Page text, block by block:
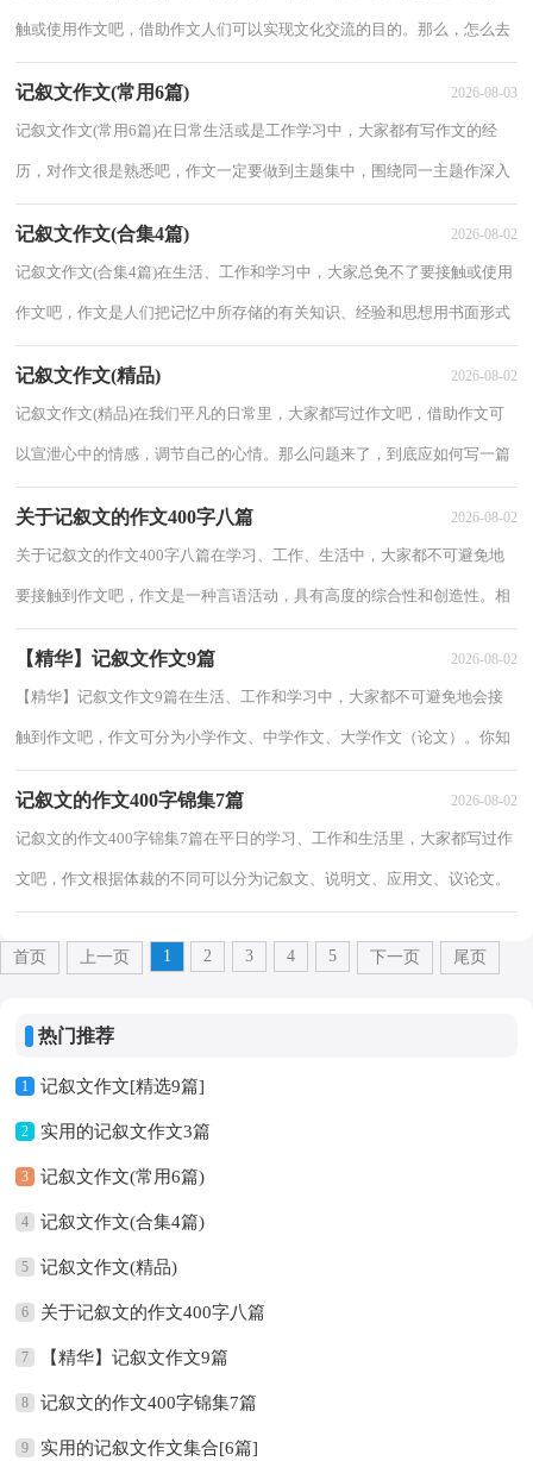
触或使用作文吧，借助作文人们可以实现文化交流的目的。那么，怎么去
记叙文作文(常用6篇) 2026-08-03
记叙文作文(常用6篇)在日常生活或是工作学习中，大家都有写作文的经
历，对作文很是熟悉吧，作文一定要做到主题集中，围绕同一主题作深入
记叙文作文(合集4篇) 2026-08-02
记叙文作文(合集4篇)在生活、工作和学习中，大家总免不了要接触或使用
作文吧，作文是人们把记忆中所存储的有关知识、经验和思想用书面形式
记叙文作文(精品) 2026-08-02
记叙文作文(精品)在我们平凡的日常里，大家都写过作文吧，借助作文可
以宣泄心中的情感，调节自己的心情。那么问题来了，到底应如何写一篇
关于记叙文的作文400字八篇 2026-08-02
关于记叙文的作文400字八篇在学习、工作、生活中，大家都不可避免地
要接触到作文吧，作文是一种言语活动，具有高度的综合性和创造性。相
【精华】记叙文作文9篇 2026-08-02
【精华】记叙文作文9篇在生活、工作和学习中，大家都不可避免地会接
触到作文吧，作文可分为小学作文、中学作文、大学作文（论文）。你知
记叙文的作文400字锦集7篇 2026-08-02
记叙文的作文400字锦集7篇在平日的学习、工作和生活里，大家都写过作
文吧，作文根据体裁的不同可以分为记叙文、说明文、应用文、议论文。
首页 上一页 1 2 3 4 5 下一页 尾页
热门推荐
1 记叙文作文[精选9篇]
2 实用的记叙文作文3篇
3 记叙文作文(常用6篇)
4 记叙文作文(合集4篇)
5 记叙文作文(精品)
6 关于记叙文的作文400字八篇
7 【精华】记叙文作文9篇
8 记叙文的作文400字锦集7篇
9 实用的记叙文作文集合[6篇]